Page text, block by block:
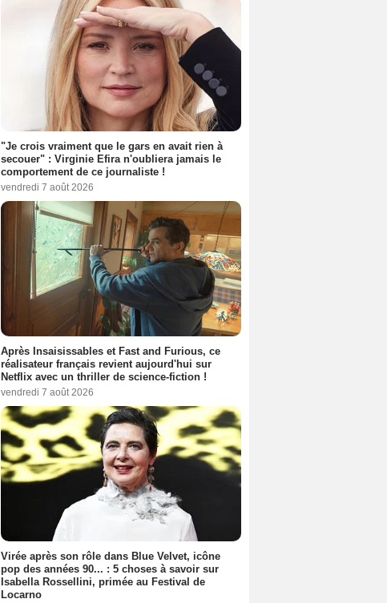
"Je crois vraiment que le gars en avait rien à
secouer" : Virginie Efira n'oubliera jamais le
comportement de ce journaliste !
vendredi 7 août 2026
Après Insaisissables et Fast and Furious, ce
réalisateur français revient aujourd'hui sur
Netflix avec un thriller de science-fiction !
vendredi 7 août 2026
Virée après son rôle dans Blue Velvet, icône
pop des années 90... : 5 choses à savoir sur
Isabella Rossellini, primée au Festival de
Locarno